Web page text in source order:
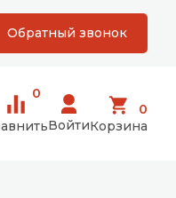
Обратный звонок
0
Войти
0
Корзина